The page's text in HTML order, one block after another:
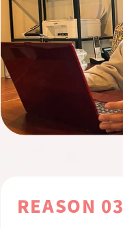
REASON 03